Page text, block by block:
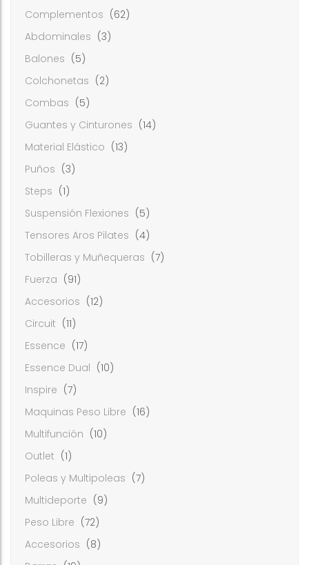
Complementos (62)
Abdominales (3)
Balones (5)
Colchonetas (2)
Combas (5)
Guantes y Cinturones (14)
Material Elástico (13)
Puños (3)
Steps (1)
Suspensión Flexiones (5)
Tensores Aros Pilates (4)
Tobilleras y Muñequeras (7)
Fuerza (91)
Accesorios (12)
Circuit (11)
Essence (17)
Essence Dual (10)
Inspire (7)
Maquinas Peso Libre (16)
Multifunción (10)
Outlet (1)
Poleas y Multipoleas (7)
Multideporte (9)
Peso Libre (72)
Accesorios (8)